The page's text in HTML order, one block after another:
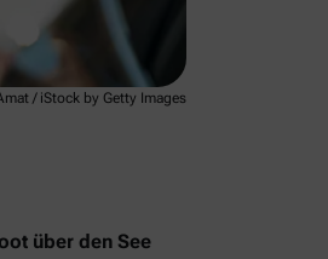
/ iStock by Getty Images
über den See